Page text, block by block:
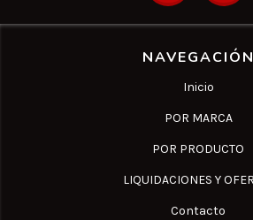
NAVEGACIÓN
Inicio
POR MARCA
POR PRODUCTO
LIQUIDACIONES Y
Contacto